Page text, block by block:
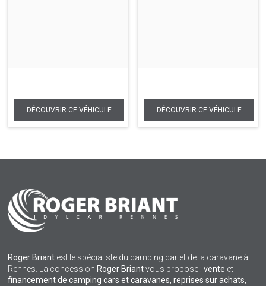
Roger Briant est le spécialiste du camping car et de la caravane à
Rennes. La concession Roger Briantvous propose : vente et
financement de camping cars et caravanes, reprises sur achats,